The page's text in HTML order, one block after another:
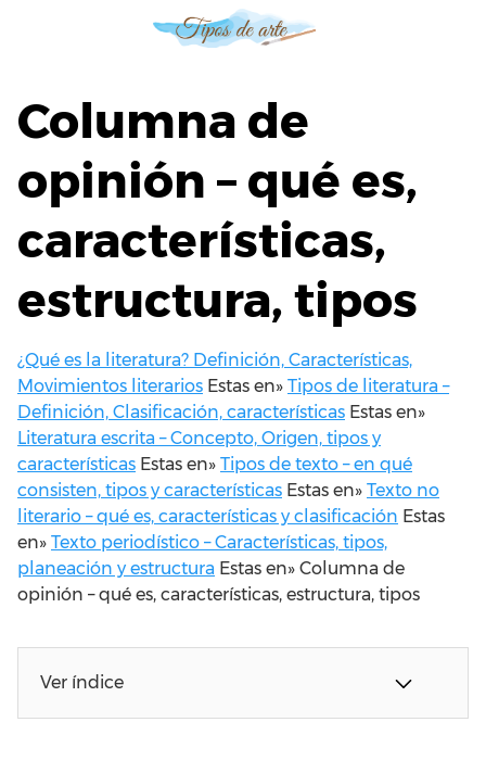
Columna de
opinión – qué es,
características,
estructura, tipos
¿Qué es la literatura? Definición, Características,
Movimientos literarios Estas en» Tipos de literatura –
Definición, Clasificación, características Estas en»
Literatura escrita – Concepto, Origen, tipos y
características Estas en» Tipos de texto – en qué
consisten, tipos y características Estas en» Texto no
literario – qué es, características y clasificación Estas
en» Texto periodístico – Características, tipos,
planeación y estructura Estas en» Columna de
opinión – qué es, características, estructura, tipos
Ver índice